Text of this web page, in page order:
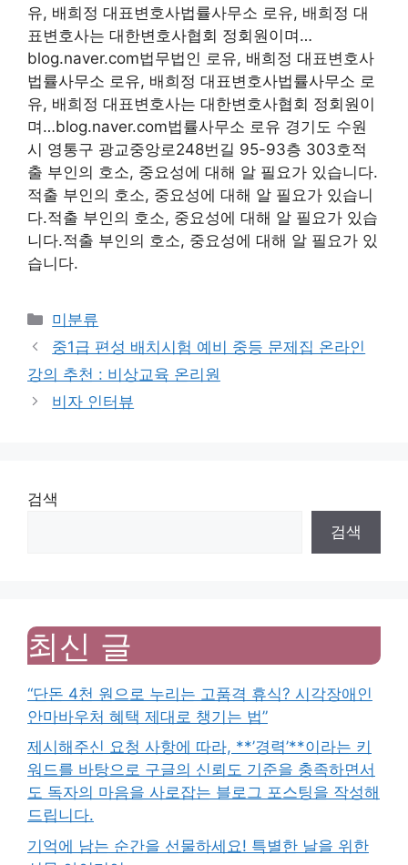
유, 배희정 대표변호사법률사무소 로유, 배희정 대
표변호사는 대한변호사협회 정회원이며…
blog.naver.com법무법인 로유, 배희정 대표변호사
법률사무소 로유, 배희정 대표변호사법률사무소 로
유, 배희정 대표변호사는 대한변호사협회 정회원이
며…blog.naver.com법률사무소 로유 경기도 수원
시 영통구 광교중앙로248번길 95-93층 303호적
출 부인의 호소, 중요성에 대해 알 필요가 있습니다.
적출 부인의 호소, 중요성에 대해 알 필요가 있습니
다.적출 부인의 호소, 중요성에 대해 알 필요가 있습
니다.적출 부인의 호소, 중요성에 대해 알 필요가 있
습니다.
Categories
미분류
중1급 편성 배치시험 예비 중등 문제집 온라인
강의 추천 : 비상교육 온리원
비자 인터뷰
검색
검색
최신 글
“단돈 4천 원으로 누리는 고품격 휴식? 시각장애인
안마바우처 혜택 제대로 챙기는 법”
제시해주신 요청 사항에 따라, **’경력’**이라는 키
워드를 바탕으로 구글의 신뢰도 기준을 충족하면서
도 독자의 마음을 사로잡는 블로그 포스팅을 작성해
드립니다.
기억에 남는 순간을 선물하세요! 특별한 날을 위한